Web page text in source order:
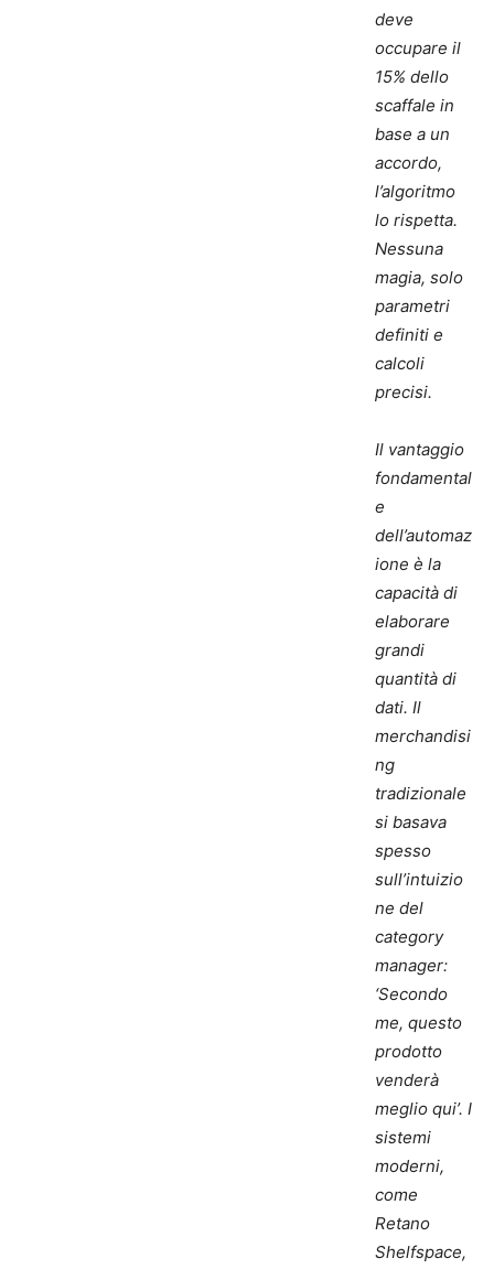
deve
occupare il
15% dello
scaffale in
base a un
accordo,
l’algoritmo
lo rispetta.
Nessuna
magia, solo
parametri
definiti e
calcoli
precisi.
Il vantaggio
fondamental
e
dell’automaz
ione è la
capacità di
elaborare
grandi
quantità di
dati. Il
merchandisi
ng
tradizionale
si basava
spesso
sull’intuizio
ne del
category
manager:
‘Secondo
me, questo
prodotto
venderà
meglio qui’. I
sistemi
moderni,
come
Retano
Shelfspace,